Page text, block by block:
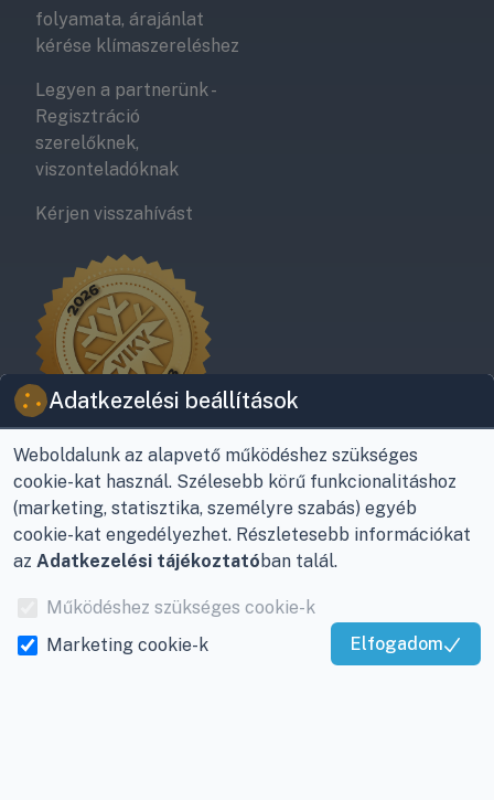
folyamata, árajánlat
kérése klímaszereléshez
Legyen a partnerünk -
Regisztráció
szerelőknek,
viszonteladóknak
Kérjen visszahívást
8800 Nagykanizsa, Buda Ernő utca 21.
+36-30/220-2600
Adatkezelési beállítások
Weboldalunk az alapvető működéshez szükséges
cookie-kat használ. Szélesebb körű funkcionalitáshoz
(marketing, statisztika, személyre szabás) egyéb
cookie-kat engedélyezhet. Részletesebb információkat
az Adatkezelési tájékoztatóban talál.
Működéshez szükséges cookie-k
Marketing cookie-k
Elfogadom